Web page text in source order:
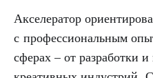
Акселератор
с профессиональным
сферах – от разработки